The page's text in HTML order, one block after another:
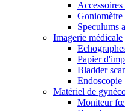
Goniomètre
Speculums
Imagerie médicale
Papier
Bladder
Endoscopie
Matériel de
Moniteur